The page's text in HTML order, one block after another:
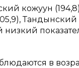
кожуун
низкий
в